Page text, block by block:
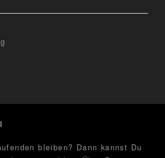
bleiben? Dann kannst Du